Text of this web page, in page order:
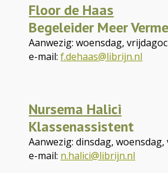
Floor de Haas
Begeleider Meer
Aanwezig: woensdag,
e-mail:f.dehaas@librijn.nl
Nursema Halici
Klassenassistent
Aanwezig: dinsdag,
e-mail: n.halici@librijn.nl